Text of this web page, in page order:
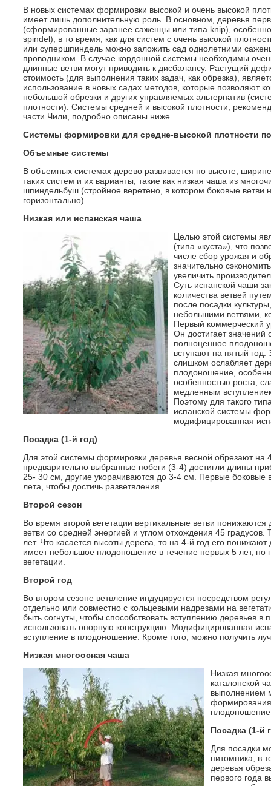
В новых системах формировки высокой и очень высокой
имеет лишь дополнительную роль. В основном, деревья
(сформированные заранее саженцы или типа knip),
spindel), в то время, как для систем с очень высокой
или супершпиндель можно заложить сад однолетними
проводником. В случае кордонной системы необходимы
длинные ветви могут приводить к дисбалансу. Растущий
стоимость (для выполнения таких задач, как обрезка),
использование в новых садах методов, которые позволяют
небольшой обрезки и других управляемых альтернатив
плотности). Системы средней и высокой плотности,
части Чили, подробно описаны ниже.
Системы формировки для средне-высокой плотности
Объемные системы
В объемных системах дерево развивается по высоте,
таких систем и их варианты, такие как низкая чаша из
шпиндельбуш (стройное веретено, в котором боковые ветви
горизонтально).
Низкая или испанская чаша
Целью этой системы
(типа «куста»), что
числе сбор урожая и
значительно
увеличить
Суть испанской чаши
количества ветвей
после посадки
небольшими ветвями,
Первый коммерческий
Он достигает значений
полноценное
вступают на пятый год.
слишком ослабляет
плодоношение,
особенностью роста,
медленным
Поэтому для такого
испанской системы
модифицированная
Посадка (1-й год)
Для этой системы формировки деревья весной обрезают на
предварительно выбранные побеги (3-4) достигли длины
25- 30 см, другие укорачиваются до 3-4 см. Первые боковые
лета, чтобы достичь разветвления.
Второй сезон
Во время второй вегетации вертикальные ветви
ветви со средней энергией и углом отхождения 45 градусов.
лет. Что касается высоты дерева, то на 4-й год его
имеет небольшое плодоношение в течение первых 5 лет, но
вегетации.
Второй год
Во втором сезоне ветвление индуцируется посредством
отдельно или совместно с кольцевыми надрезами на
быть согнуты, чтобы способствовать вступлению деревьев
использовать опорную конструкцию. Модифицированная
вступление в плодоношение. Кроме того, можно получить
Низкая многоосная чаша
Низкая
каталонской
выполнением
Посадка (1-й
Для посадки
питомника, в
деревья
первого года